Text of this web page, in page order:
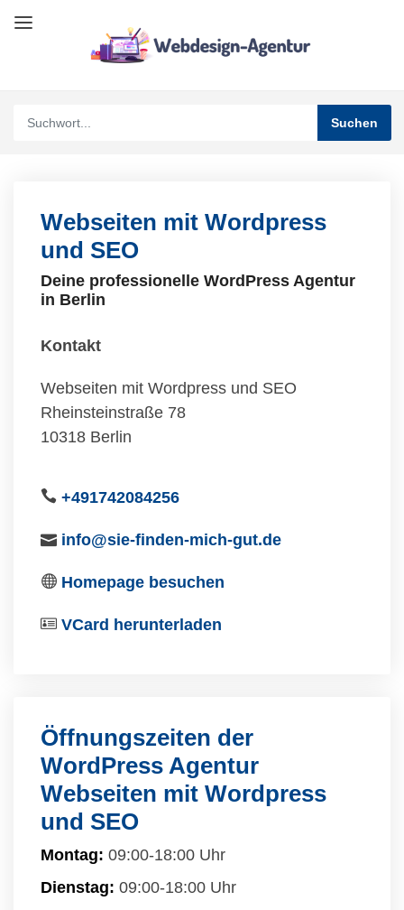
Webseiten mit Wordpress
und SEO
Deine professionelle WordPress Agentur
in Berlin
Kontakt
Webseiten mit Wordpress und SEO
Rheinsteinstraße 78
10318 Berlin
+491742084256
info@sie-finden-mich-gut.de
Homepage besuchen
VCard herunterladen
Öffnungszeiten der
WordPress Agentur
Webseiten mit Wordpress
und SEO
Montag: 09:00-18:00 Uhr
Dienstag: 09:00-18:00 Uhr